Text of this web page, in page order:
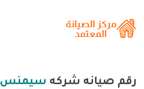
رقم صيانه شركه سيمنس